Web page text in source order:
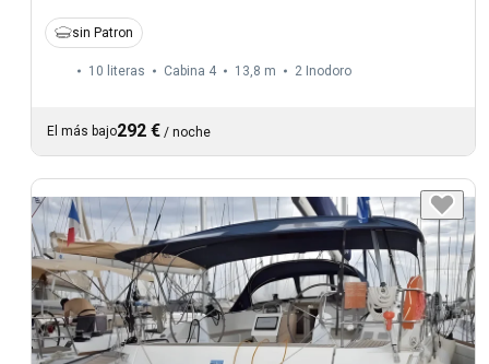
sin Patron
10 literas Cabina 4 13,8 m 2 Inodoro
El más bajo292 € / noche